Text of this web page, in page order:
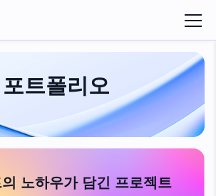
포트폴리오
노하우가 담긴 프로젝트